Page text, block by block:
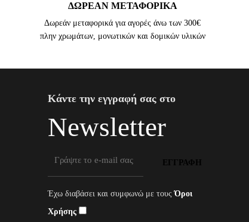
ΔΩΡΕΑΝ ΜΕΤΑΦΟΡΙΚΑ
Δωρεάν μεταφορικά για αγορές άνω των 300€
πλην χρωμάτων, μονωτικών και δομικών υλικών
Κάντε την εγγραφή σας στο
Newsletter
ΕΓΓΡΑΦΉ
Έχω διαβάσει και συμφωνώ με τουςΌροι
Χρήσης